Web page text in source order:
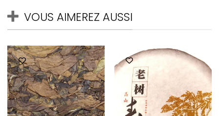
VOUS AIMEREZ AUSSI